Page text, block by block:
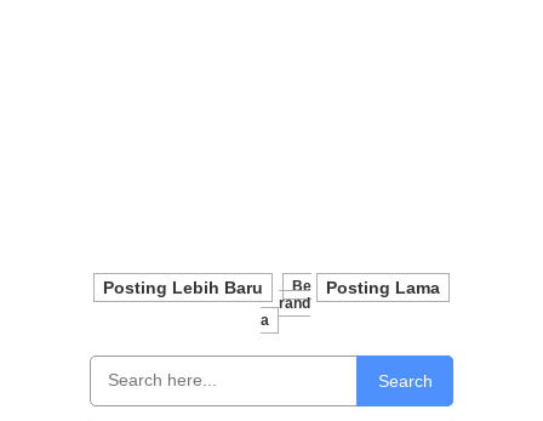
Posting Lebih Baru Posting Lama
Be
Rand
A
Search